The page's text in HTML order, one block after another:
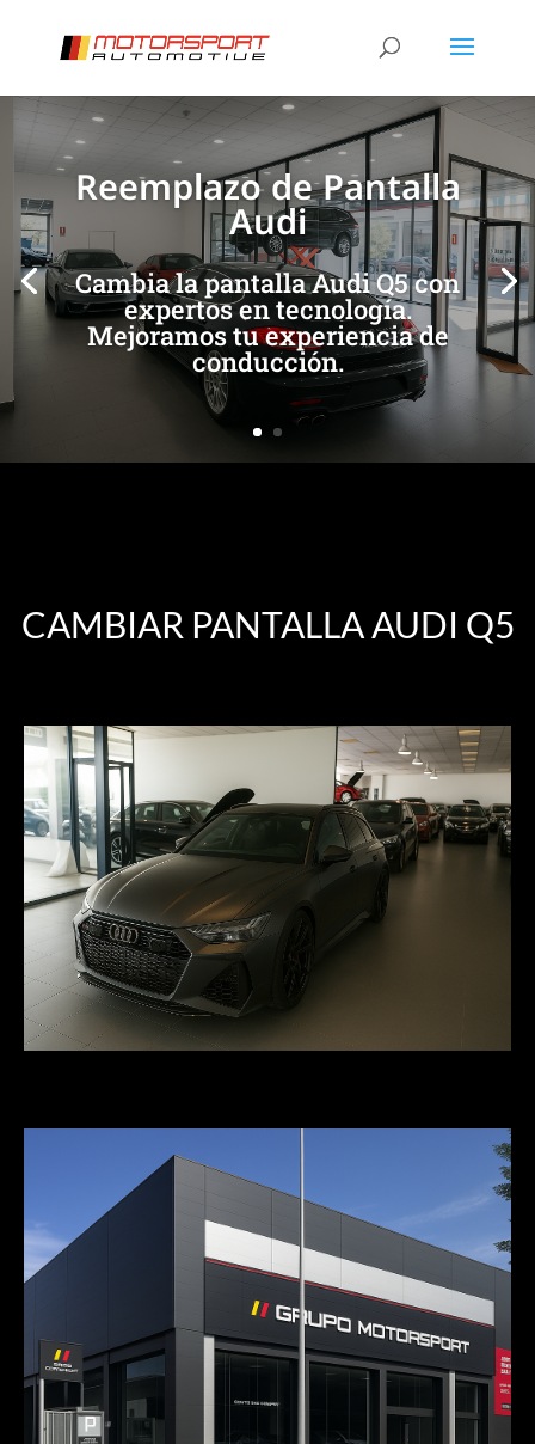
Reemplazo de Pantalla
Audi
Cambia la pantalla Audi Q5 con
expertos en tecnología.
Mejoramos tu experiencia de
conducción.
[/et_pb_slide] [/et_pb_slide]
CAMBIAR PANTALLA AUDI Q5